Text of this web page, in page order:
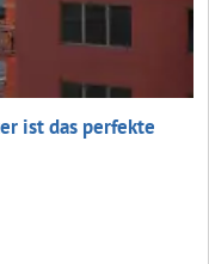
ist das perfekte